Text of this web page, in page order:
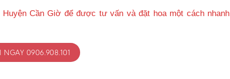
Cần Giờ để được tư vấn và đặt hoa một cách nhanh
NGAY 0906.908.101